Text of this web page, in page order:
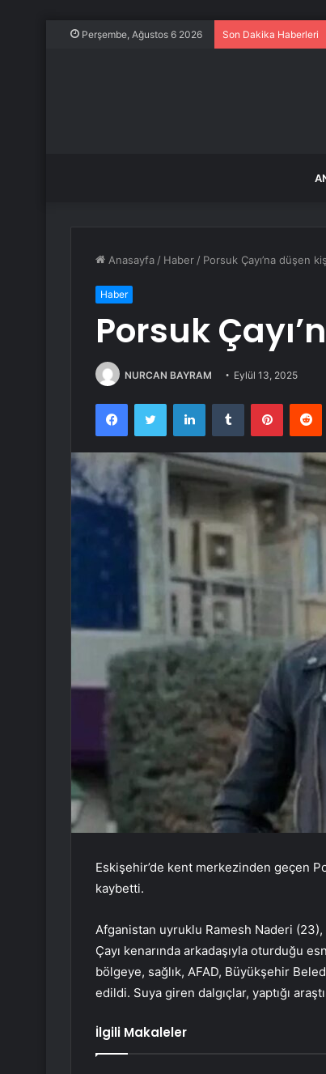
Perşembe, Ağustos 6 2026 Son Dakika Haberleri
Anasayfa / Haber / Porsuk Çayı’na düşen
Haber
Porsuk
NURCAN BAYRAM Eylül 13, 2025
FacebookTwitter LinkedInTumblr Pinterest
Eskişehir’de kent merkezinden geçen
kaybetti.
Afganistan uyruklu Ramesh Naderi (23),
Çayı kenarında arkadaşıyla oturduğu
bölgeye, sağlık, AFAD, Büyükşehir
edildi. Suya giren dalgıçlar, yaptığı
İlgili Makaleler